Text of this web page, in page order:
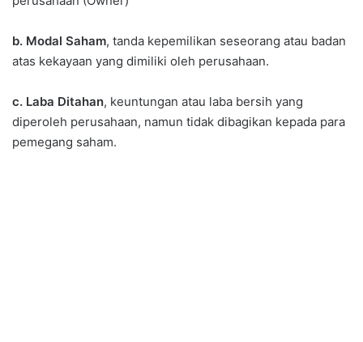
b. Modal Saham, tanda kepemilikan seseorang atau badan
atas kekayaan yang dimiliki oleh perusahaan.
c. Laba Ditahan, keuntungan atau laba bersih yang
diperoleh perusahaan, namun tidak dibagikan kepada para
pemegang saham.